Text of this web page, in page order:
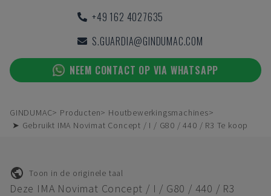
+49 162 4027635
S.GUARDIA@GINDUMAC.COM
NEEM CONTACT OP VIA WHATSAPP
GINDUMAC Producten
Houtbewerkingsmachines
➤ Gebruikt IMA Novimat Concept / I / G80 / 440 / R3 Te koop
Toon in de originele taal
Deze IMA Novimat Concept / I / G80 / 440 / R3